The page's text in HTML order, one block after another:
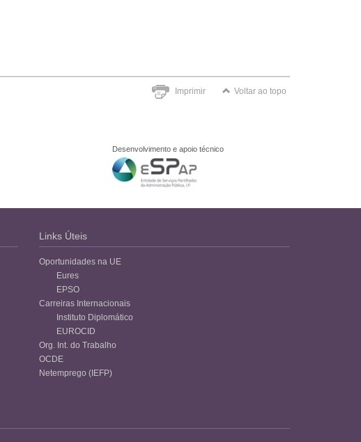
Imprimir Voltar ao topo
Desenvolvimento e apoio técnico
Links Úteis
Oportunidades na UE
Eures
EPSO
Carreiras Internacionais
Instituto Diplomático
EUROCID
Org. Int. do Trabalho
OCDE
Netemprego (IEFP)